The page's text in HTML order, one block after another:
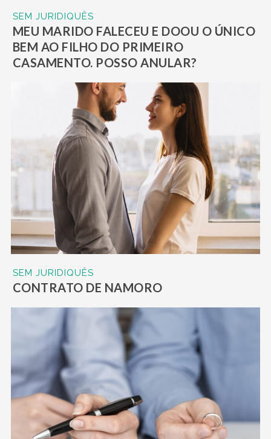
SEM JURIDIQUÊS
MEU MARIDO FALECEU E DOOU O ÚNICO
BEM AO FILHO DO PRIMEIRO
CASAMENTO. POSSO ANULAR?
SEM JURIDIQUÊS
CONTRATO DE NAMORO